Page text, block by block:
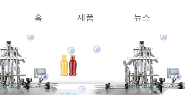
홈 제품 뉴스